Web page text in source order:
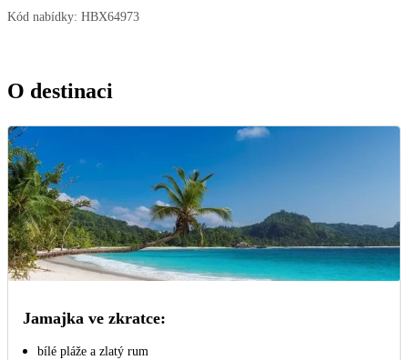
Kód nabídky: HBX64973
O destinaci
Jamajka ve zkratce:
bílé pláže a zlatý rum